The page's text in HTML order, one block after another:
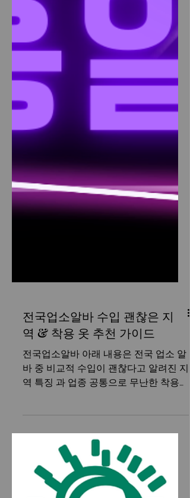
전국업소알바 수입 괜찮은 지
역 & 착용 옷 추천 가이드
전국업소알바 아래 내용은 전국 업소 알
다. 선정적이거나 불법적인 내용이 아닌,
지역·환경·준비 기준 위주로 설명한다.
전국 업소 마사지알바 수입 괜찮은 지역
& 착용 옷 추천 가이드 전국업소알바 전
국업소알바 업소 알바를 알아볼 때 많은